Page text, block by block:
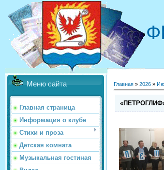
Меню сайта
Главная страница
Информация о клубе
Стихи и проза
Детская комната
Музыкальная гостиная
Главная » 2026 »